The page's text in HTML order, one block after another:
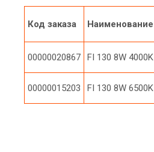
Код заказа Наименование
00000020867 FI 130 8W 4000K
00000015203 FI 130 8W 6500K